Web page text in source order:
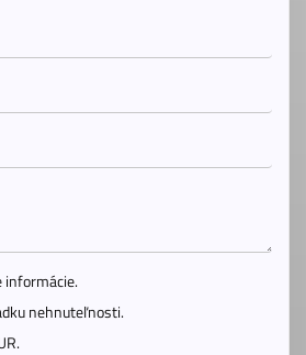
informácie.
nehnuteľnosti.